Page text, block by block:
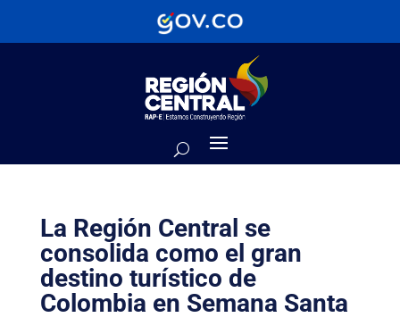
La Región Central se
consolida como el gran
destino turístico de
Colombia en Semana Santa